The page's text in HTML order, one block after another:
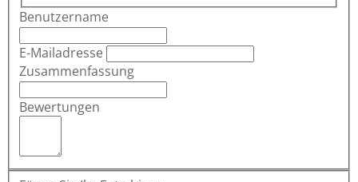
Benutzername
E-Mailadresse
Zusammenfassung
Bewertungen